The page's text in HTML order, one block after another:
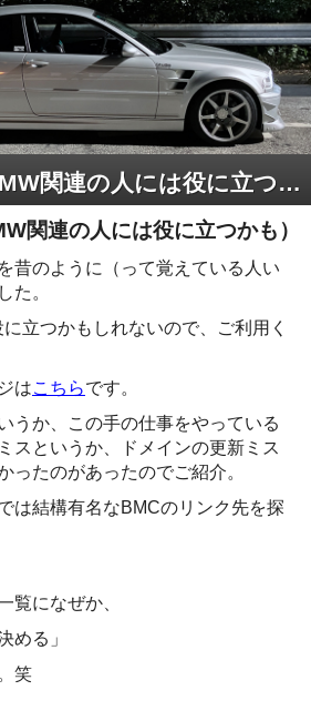
リンク集更新（BMW関連の人には役に立つかも）
関連の人には役に立つかも）
昔のように（って覚えている人い
た。
立つかもしれないので、ご利用く
はこちらです。
うか、この手の仕事をやっている
スというか、ドメインの更新ミス
ったのがあったのでご紹介。
は結構有名なBMCのリンク先を探
覧になぜか、
める」
笑